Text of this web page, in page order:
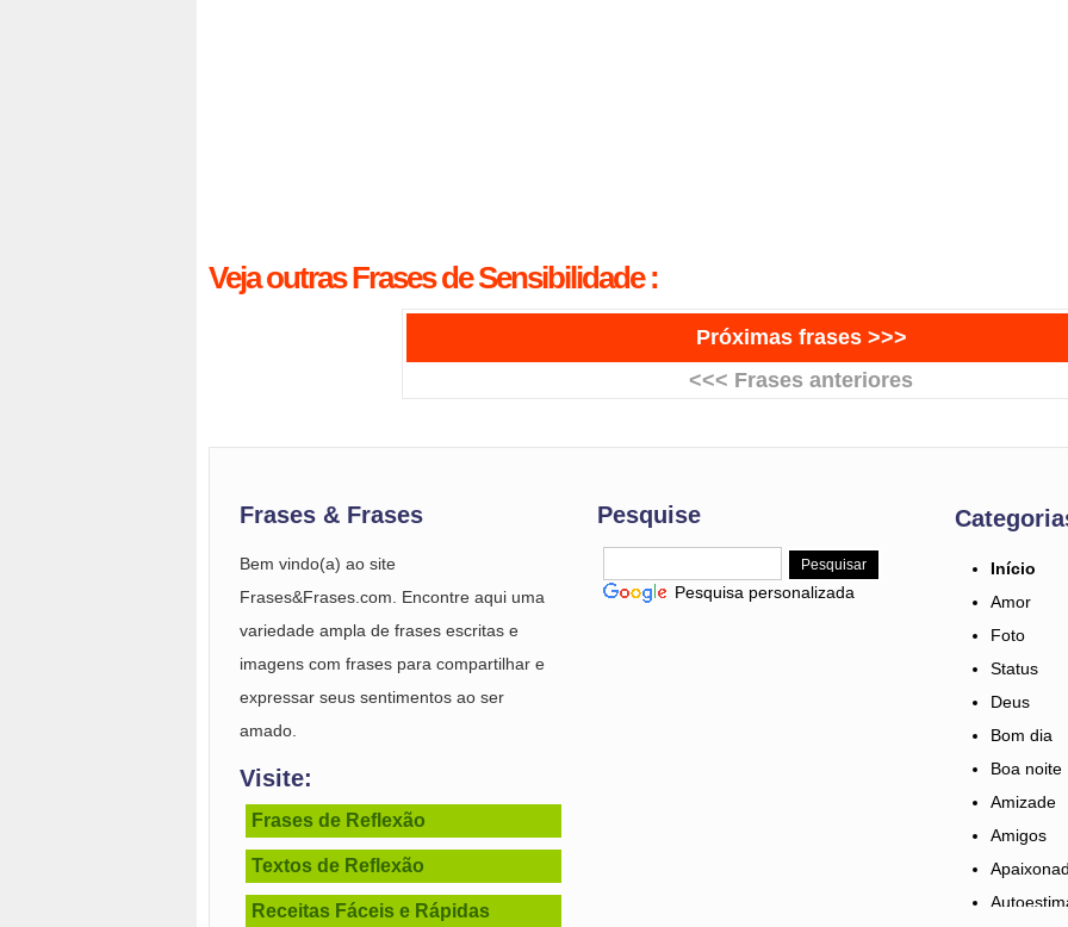
Veja outras Frases de Sensibilidade :
Próximas frases >>>
<<< Frases anteriores
Frases & Frases
Bem vindo(a) ao site
Frases&Frases.com. Encontre aqui uma
variedade ampla de frases escritas e
imagens com frases para compartilhar e
expressar seus sentimentos ao ser
amado.
Visite:
Frases de Reflexão
Textos de Reflexão
Receitas Fáceis e Rápidas
Pesquise
Pesquisa personalizada
Início
Amor
Foto
Status
Deus
Bom dia
Boa noite
Amizade
Amigos